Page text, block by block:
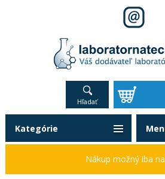
Hľadať
Kategórie
Nákup možný iba